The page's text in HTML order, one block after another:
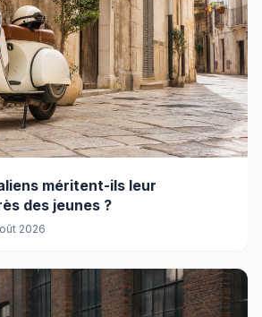
méritent-ils leur
des jeunes ?
2026